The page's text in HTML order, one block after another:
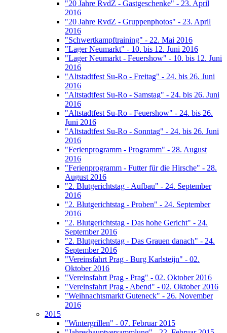
"20 Jahre RvdZ - Gastgeschenke" - 23. April
2016
"20 Jahre RvdZ - Gruppenphotos" - 23. April
2016
"Schwertkampftraining" - 22. Mai 2016
"Lager Neumarkt" - 10. bis 12. Juni 2016
"Lager Neumarkt - Feuershow" - 10. bis 12. Juni
2016
"Altstadtfest Su-Ro - Freitag" - 24. bis 26. Juni
2016
"Altstadtfest Su-Ro - Samstag" - 24. bis 26. Juni
2016
"Altstadtfest Su-Ro - Feuershow" - 24. bis 26.
Juni 2016
"Altstadtfest Su-Ro - Sonntag" - 24. bis 26. Juni
2016
"Ferienprogramm - Programm" - 28. August
2016
"Ferienprogramm - Futter für die Hirsche" - 28.
August 2016
"2. Blutgerichtstag - Aufbau" - 24. September
2016
"2. Blutgerichtstag - Proben" - 24. September
2016
"2. Blutgerichtstag - Das hohe Gericht" - 24.
September 2016
"2. Blutgerichtstag - Das Grauen danach" - 24.
September 2016
"Vereinsfahrt Prag - Burg Karlsteijn" - 02.
Oktober 2016
"Vereinsfahrt Prag - Prag" - 02. Oktober 2016
"Vereinsfahrt Prag - Abend" - 02. Oktober 2016
"Weihnachtsmarkt Guteneck" - 26. November
2016
2015
"Wintergrillen" - 07. Februar 2015